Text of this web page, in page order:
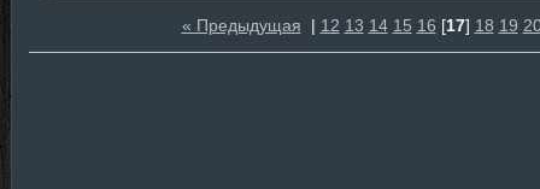
« Предыдущая | 12 13 14 15 16 [17] 18 19